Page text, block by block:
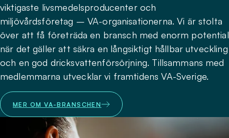
viktigaste livsmedelsproducenter och
miljövårdsföretag – VA-organisationerna. Vi är stolta
över att få företräda en bransch med enorm potential
när det gäller att säkra en långsiktigt hållbar utveckling
och en god dricksvattenförsörjning. Tillsammans med
medlemmarna utvecklar vi framtidens VA-Sverige.
MER OM VA-BRANSCHEN